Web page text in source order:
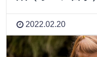
2022.02.20